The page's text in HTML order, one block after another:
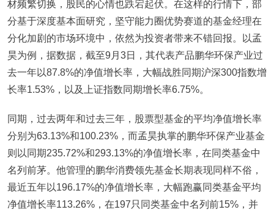
材频繁切换，股民的心情也跌宕起伏。在这样的行情下，部
分基于深度基本面研究，坚守能力圈优势赛道的基金经理在
分化加剧的市场环境中，依然为投资者带来不错回报。以孟
昊为例，据数据，截至9月3日，其代表产品鹏华环保产业过
去一年以87.8%的净值增长率，大幅战胜同期沪深300指数增
长率1.53%，以及上证指数同期增长率6.75%。
同期，过去两年和过去三年，股票型基金的平均净值增长率
分别为63.13%和100.23%，而孟昊执掌的鹏华环保产业基金
则以同期235.72%和293.13%的净值增长率，在同类基金中
名列前茅。他管理的鹏华消费领先基金长期表现同样不俗，
最近五年以196.17%的净值增长率，大幅跑赢同类基金平均
净值增长率113.26%，在197只同类基金中名列前15%，并